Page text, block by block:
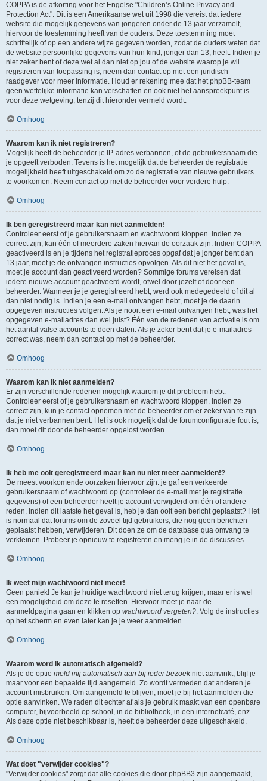
COPPA is de afkorting voor het Engelse "Children’s Online Privacy and
Protection Act". Dit is een Amerikaanse wet uit 1998 die vereist dat iedere
website die mogelijk gegevens van jongeren onder de 13 jaar verzamelt,
hiervoor de toestemming heeft van de ouders. Deze toestemming moet
schriftelijk of op een andere wijze gegeven worden, zodat de ouders weten dat
de website persoonlijke gegevens van hun kind, jonger dan 13, heeft. Indien je
niet zeker bent of deze wet al dan niet op jou of de website waarop je wil
registreren van toepassing is, neem dan contact op met een juridisch
raadgever voor meer informatie. Houd er rekening mee dat het phpBB-team
geen wettelijke informatie kan verschaffen en ook niet het aanspreekpunt is
voor deze wetgeving, tenzij dit hieronder vermeld wordt.
Omhoog
Waarom kan ik niet registreren?
Mogelijk heeft de beheerder je IP-adres verbannen, of de gebruikersnaam die
je opgeeft verboden. Tevens is het mogelijk dat de beheerder de registratie
mogelijkheid heeft uitgeschakeld om zo de registratie van nieuwe gebruikers
te voorkomen. Neem contact op met de beheerder voor verdere hulp.
Omhoog
Ik ben geregistreerd maar kan niet aanmelden!
Controleer eerst of je gebruikersnaam en wachtwoord kloppen. Indien ze
correct zijn, kan één of meerdere zaken hiervan de oorzaak zijn. Indien COPPA
geactiveerd is en je tijdens het registratieproces opgaf dat je jonger bent dan
13 jaar, moet je de ontvangen instructies opvolgen. Als dit niet het geval is,
moet je account dan geactiveerd worden? Sommige forums vereisen dat
iedere nieuwe account geactiveerd wordt, ofwel door jezelf of door een
beheerder. Wanneer je je geregistreerd hebt, werd ook medegedeeld of dit al
dan niet nodig is. Indien je een e-mail ontvangen hebt, moet je de daarin
opgegeven instructies volgen. Als je nooit een e-mail ontvangen hebt, was het
opgegeven e-mailadres dan wel juist? Één van de redenen van activatie is om
het aantal valse accounts te doen dalen. Als je zeker bent dat je e-mailadres
correct was, neem dan contact op met de beheerder.
Omhoog
Waarom kan ik niet aanmelden?
Er zijn verschillende redenen mogelijk waarom je dit probleem hebt.
Controleer eerst of je gebruikersnaam en wachtwoord kloppen. Indien ze
correct zijn, kun je contact opnemen met de beheerder om er zeker van te zijn
dat je niet verbannen bent. Het is ook mogelijk dat de forumconfiguratie fout is,
dan moet dit door de beheerder opgelost worden.
Omhoog
Ik heb me ooit geregistreerd maar kan nu niet meer aanmelden!?
De meest voorkomende oorzaken hiervoor zijn: je gaf een verkeerde
gebruikersnaam of wachtwoord op (controleer de e-mail met je registratie
gegevens) of een beheerder heeft je account verwijderd om één of andere
reden. Indien dit laatste het geval is, heb je dan ooit een bericht geplaatst? Het
is normaal dat forums om de zoveel tijd gebruikers, die nog geen berichten
geplaatst hebben, verwijderen. Dit doen ze om de database qua omvang te
verkleinen. Probeer je opnieuw te registreren en meng je in de discussies.
Omhoog
Ik weet mijn wachtwoord niet meer!
Geen paniek! Je kan je huidige wachtwoord niet terug krijgen, maar er is wel
een mogelijkheid om deze te resetten. Hiervoor moet je naar de
aanmeldpagina gaan en klikken op wachtwoord vergeten?. Volg de instructies
op het scherm en even later kan je je weer aanmelden.
Omhoog
Waarom word ik automatisch afgemeld?
Als je de optie meld mij automatisch aan bij ieder bezoekniet aanvinkt, blijf je
maar voor een bepaalde tijd aangemeld. Zo wordt vermeden dat anderen je
account misbruiken. Om aangemeld te blijven, moet je bij het aanmelden die
optie aanvinken. We raden dit echter af als je gebruik maakt van een openbare
computer, bijvoorbeeld op school, in de bibliotheek, in een internetcafé, enz.
Als deze optie niet beschikbaar is, heeft de beheerder deze uitgeschakeld.
Omhoog
Wat doet "verwijder cookies"?
"Verwijder cookies" zorgt dat alle cookies die door phpBB3 zijn aangemaakt,